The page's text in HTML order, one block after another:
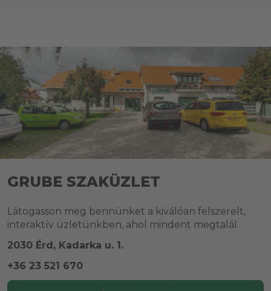
GRUBE SZAKÜZLET
Látogasson meg bennünket a kiválóan felszerelt,
interaktív üzletünkben, ahol mindent megtalál.
2030 Érd, Kadarka u. 1.
+36 23 521 670